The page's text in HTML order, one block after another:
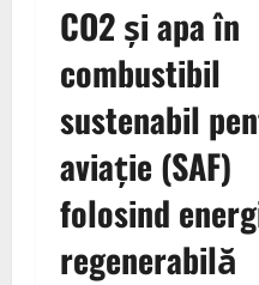
CO2 și apa în
combustibil
sustenabil
aviație (SAF)
folosind
regenerabilă